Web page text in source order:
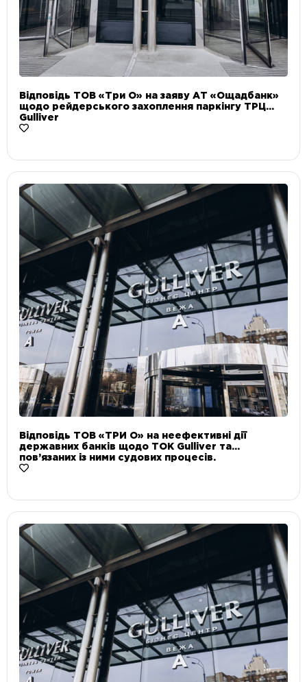
Відповідь ТОВ «Три О» на заяву АТ «Ощадбанк»
щодо рейдерського захоплення паркінгу ТРЦ
Gulliver
Відповідь ТОВ «ТРИ О» на неефективні дії
державних банків щодо ТОК Gulliver та
пов’язаних із ними судових процесів.